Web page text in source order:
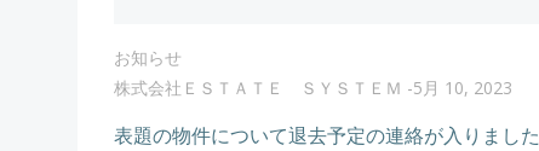
お知らせ
株式会社ＥＳＴＡＴＥ ＳＹＳＴＥＭ -5月 10, 2023
表題の物件について退去予定の連絡が入りまし